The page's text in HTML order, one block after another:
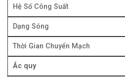
Hệ Số Công Suất
Dạng Sóng
Thời Gian Chuyển Mạch
Ắc quy